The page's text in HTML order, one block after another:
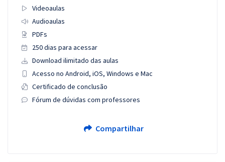
Videoaulas
Audioaulas
PDFs
250 dias para acessar
Download ilimitado das aulas
Acesso no Android, iOS, Windows e Mac
Certificado de conclusão
Fórum de dúvidas com professores
Compartilhar